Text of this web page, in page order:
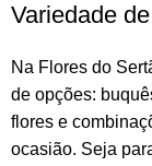
Variedade
Na Flores do
de opções:
flores e
ocasião. Seja